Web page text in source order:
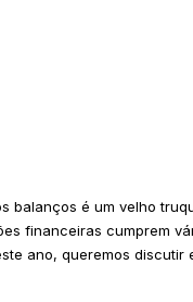
balanços é um velho
financeiras cumprem
ano, queremos discutir